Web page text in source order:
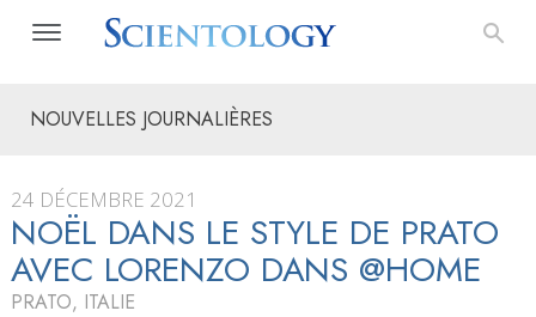
NOUVELLES JOURNALIÈRES
24 DÉCEMBRE 2021
NOËL DANS LE STYLE DE PRATO
AVEC LORENZO DANS @HOME
PRATO, ITALIE